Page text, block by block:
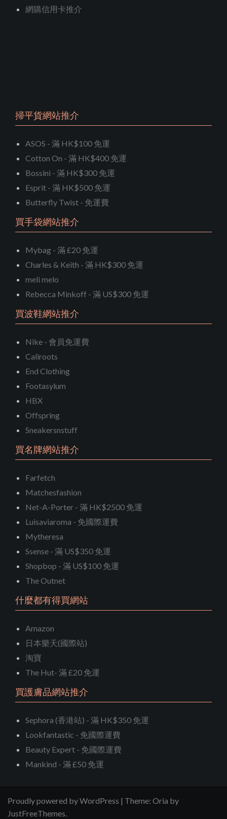
網購信用卡推介
掃平貨網站推介
ASOS - 滿 HK$100 免運
Cotton On - 滿 HK$400 免運
Bossini - 滿 HK$300 免運
Esprit - 滿 HK$500 免運
Butterfly Twist - 免運費
買手袋網站推介
Mybag - 滿 £20 免運
Charles & Keith - 滿 HK$300 免運
meli melo
Rebecca Minkoff - 滿 US$300 免運
買波鞋網站推介
Nike - 會員免運費
Caliroots
End Clothing
Footasylum
HBX
Offspring
Sneakersnstuff
買名牌網站推介
Farfetch
Matchesfashion
Net-A-Porter - 滿 HK$2500 免運
Luisaviaroma - 免國際運費
Mytheresa
Ssense - 滿 US$350 免運
Shopbop - 滿 US$100 免運
The Outnet
什麼都有得買網站
Amazon
日本樂天(國際站)
淘寶
The Hut- 滿 £20 免運
買護膚品網站推介
Sephora (香港站) - 滿 HK$350 免運
Lookfantastic - 免國際運費
Beauty Expert - 免國際運費
Mankind - 滿 £50 免運
Proudly powered by WordPress | Theme: Oria by
JustFreeThemes.